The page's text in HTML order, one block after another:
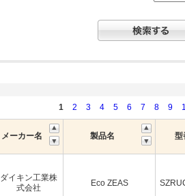
1
2 3 4 5 6 7 8 9
メーカー名 製品名 型
ダイキン工業株
式会社
Eco ZEAS